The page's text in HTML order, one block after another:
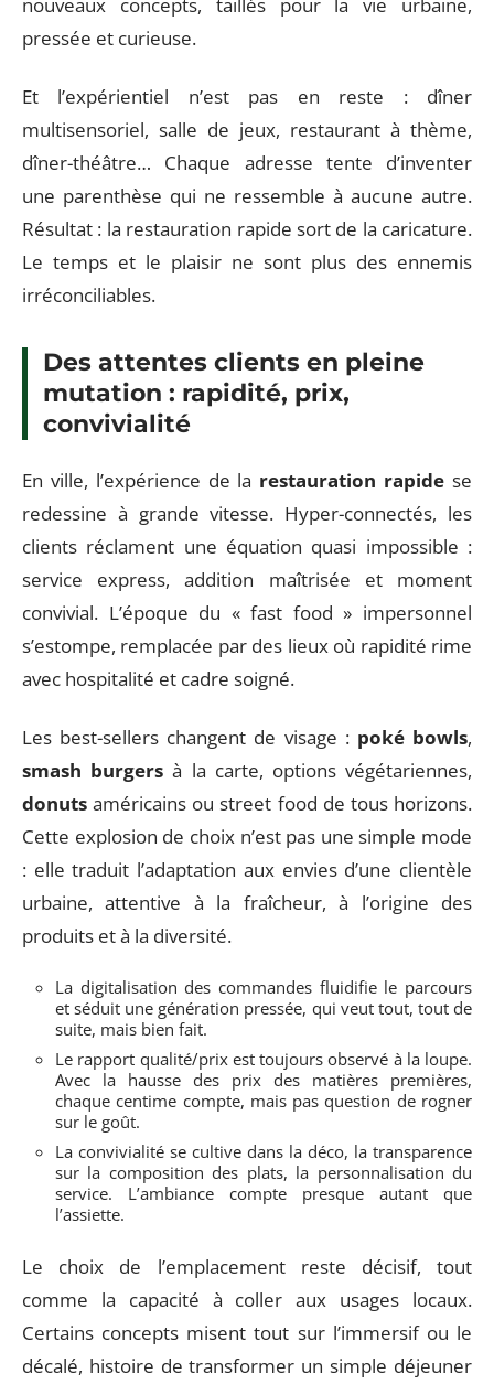
pressée et curieuse.
Et l’expérientiel n’est pas en reste : dîner
multisensoriel, salle de jeux, restaurant à thème,
dîner-théâtre… Chaque adresse tente d’inventer
une parenthèse qui ne ressemble à aucune autre.
Résultat : la restauration rapide sort de la caricature.
Le temps et le plaisir ne sont plus des ennemis
irréconciliables.
Des attentes clients en pleine
mutation : rapidité, prix,
convivialité
En ville, l’expérience de la restauration rapide se
redessine à grande vitesse. Hyper-connectés, les
clients réclament une équation quasi impossible :
service express, addition maîtrisée et moment
convivial. L’époque du « fast food » impersonnel
s’estompe, remplacée par des lieux où rapidité rime
avec hospitalité et cadre soigné.
Les best-sellers changent de visage : poké bowls,
smash burgers à la carte, options végétariennes,
donuts américains ou street food de tous horizons.
Cette explosion de choix n’est pas une simple mode
: elle traduit l’adaptation aux envies d’une clientèle
urbaine, attentive à la fraîcheur, à l’origine des
produits et à la diversité.
La digitalisation des commandes fluidifie le parcours
et séduit une génération pressée, qui veut tout, tout de
suite, mais bien fait.
Le rapport qualité/prix est toujours observé à la loupe.
Avec la hausse des prix des matières premières,
chaque centime compte, mais pas question de rogner
sur le goût.
La convivialité se cultive dans la déco, la transparence
sur la composition des plats, la personnalisation du
service. L’ambiance compte presque autant que
l’assiette.
Le choix de l’emplacement reste décisif, tout
comme la capacité à coller aux usages locaux.
Certains concepts misent tout sur l’immersif ou le
décalé, histoire de transformer un simple déjeuner